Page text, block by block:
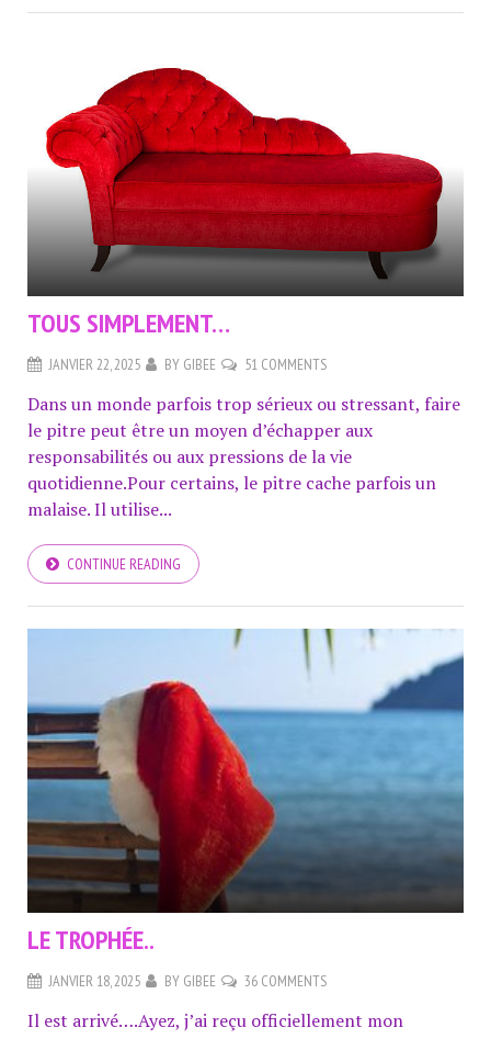
TOUS SIMPLEMENT…
JANVIER 22, 2025 BY GIBEE 51 COMMENTS
Dans un monde parfois trop sérieux ou stressant, faire
le pitre peut être un moyen d’échapper aux
responsabilités ou aux pressions de la vie
quotidienne.Pour certains, le pitre cache parfois un
malaise. Il utilise...
CONTINUE READING
LE TROPHÉE..
JANVIER 18, 2025 BY GIBEE 36 COMMENTS
Il est arrivé….Ayez, j’ai reçu officiellement mon